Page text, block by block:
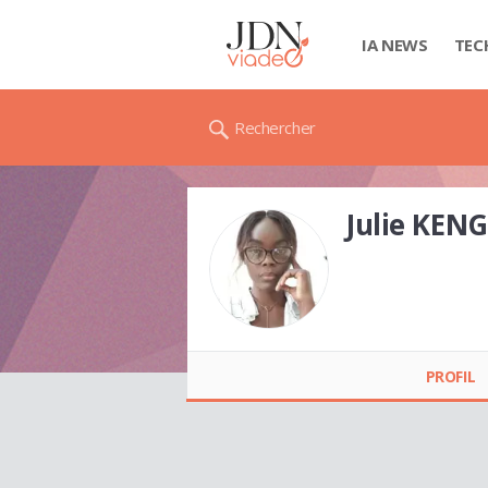
IA NEWS
Rechercher
Julie
PROFIL